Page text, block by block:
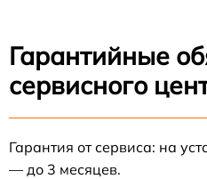
Гарантийные
сервисного
Гарантия от сервиса: на
— до 3 месяцев.